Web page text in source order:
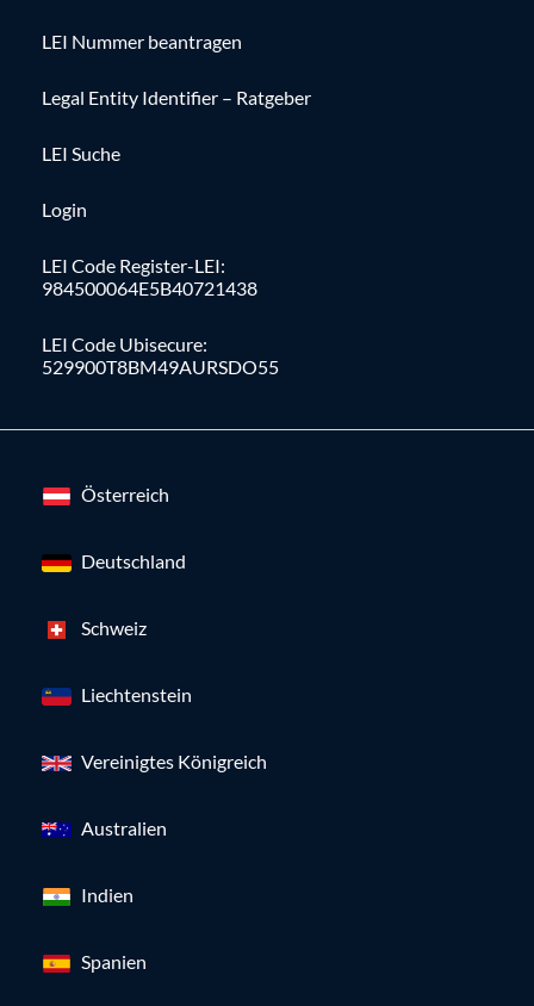
LEI Nummer beantragen
Legal Entity Identifier – Ratgeber
LEI Suche
Login
LEI Code Register-LEI:
984500064E5B40721438
LEI Code Ubisecure:
529900T8BM49AURSDO55
Österreich
Deutschland
Schweiz
Liechtenstein
Vereinigtes Königreich
Australien
Indien
Spanien